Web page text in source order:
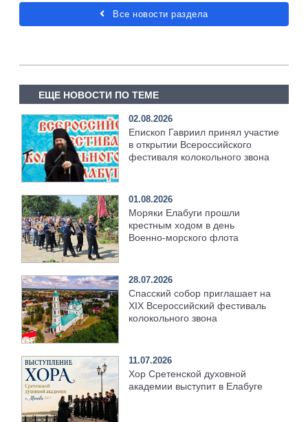
Все новости раздела
ЕЩЕ НОВОСТИ ПО ТЕМЕ
02.08.2026
Епископ Гавриил принял участие
в открытии Всероссийского
фестиваля колокольного звона
01.08.2026
Моряки Елабуги прошли
крестным ходом в день
Военно‑морского флота
28.07.2026
Спасский собор приглашает на
XIX Всероссийский фестиваль
колокольного звона
11.07.2026
Хор Сретенской духовной
академии выступит в Елабуге